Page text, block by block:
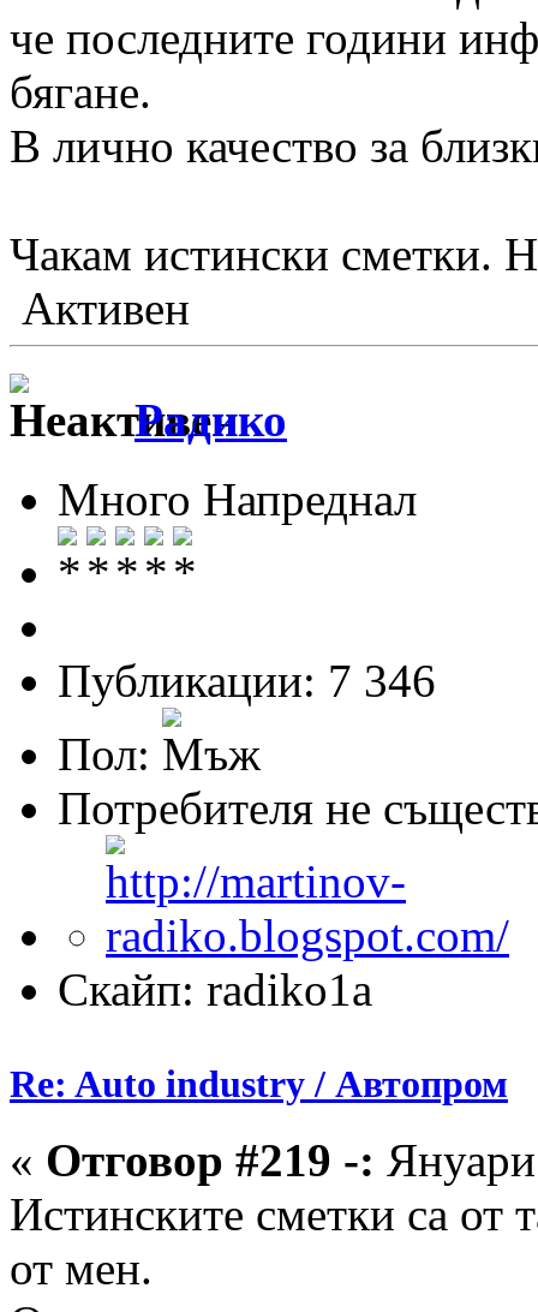
че последните години
бягане.
В лично качество за
Чакам истински сметки.
Активен
Радико
Много Напреднал
Публикации: 7 346
Пол:
Потребителя не
Скайп: radiko1a
Re: Auto industry / Автопром
« Отговор #219 -:
Истинските сметки са от
от мен.